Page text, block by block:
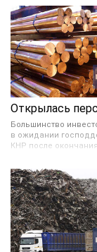
Большинство
в ожидании
КНР после
мартовских
руководства
также предрекают
стоимости цвет.
случае, если
а также
производственные
США этому не